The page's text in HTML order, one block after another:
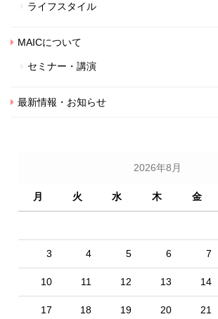
ライフスタイル
MAICについて
セミナー・講演
最新情報・お知らせ
2026年8月
月 火 水 木 金
3 4 5 6 7
10 11 12 13 14
17 18 19 20 21